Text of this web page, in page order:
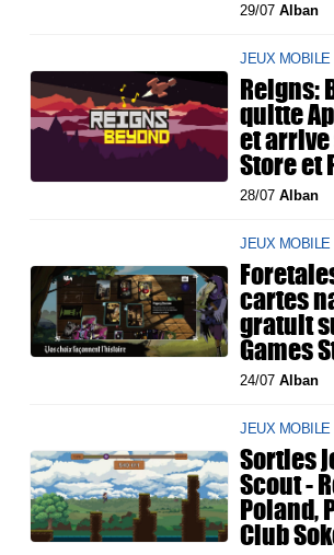
29/07Alban
JEUX MOBILE
Reigns:
quitte
et
Store et
28/07Alban
JEUX MOBILE
cartes
gratuit
Games
24/07Alban
JEUX MOBILE
Sorties
Scout -
Poland,
Club